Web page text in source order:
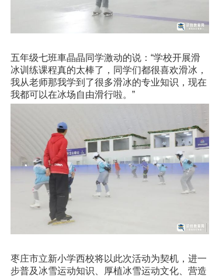
五年级七班車晶晶同学激动的说：“学校开展滑
冰训练课程真的太棒了，同学们都很喜欢滑冰，
我从老师那我学到了很多滑冰的专业知识，现在
我都可以在冰场自由滑行啦。”
枣庄市立新小学西校将以此次活动为契机，进一
步普及冰雪运动知识、厚植冰雪运动文化、营造